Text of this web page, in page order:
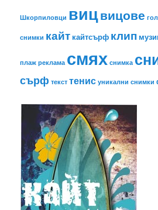
Шкорпиловци вицвицове
снимки кайт кайтсърф клип
плаж реклама смях снимка
сърф текст тенис уникални снимки